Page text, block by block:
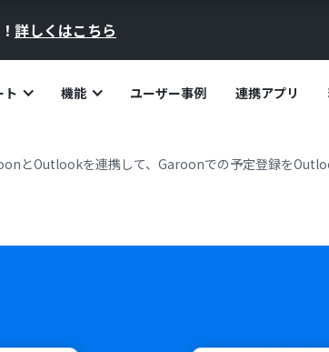
詳しくはこちら
ト 機能 ユーザー事例 連携アプリ
とOutlookを連携して、Garoonでの予定登録を